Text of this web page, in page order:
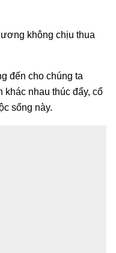
không chịu thua
đến cho chúng ta
khác nhau thúc đẩy, cổ
sống này.